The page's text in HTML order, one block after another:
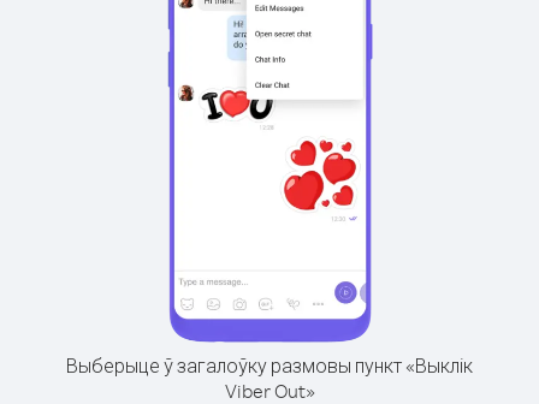
Выберыце ў загалоўку размовы пункт «Выклік
Viber Out»